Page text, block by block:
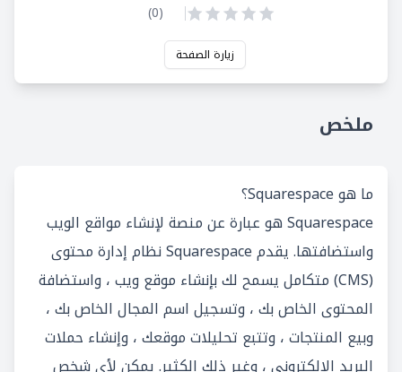
(
0
)
زيارة الصفحة
ملخص
ما هو Squarespace؟
Squarespace هو عبارة عن منصة لإنشاء مواقع الويب
واستضافتها. يقدم Squarespace نظام إدارة محتوى
(CMS) متكامل يسمح لك بإنشاء موقع ويب ، واستضافة
المحتوى الخاص بك ، وتسجيل اسم المجال الخاص بك ،
وبيع المنتجات ، وتتبع تحليلات موقعك ، وإنشاء حملات
البريد الإلكتروني ، وغير ذلك الكثير. يمكن لأي شخص